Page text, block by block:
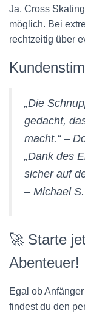
Ja, Cross
möglich. Bei
rechtzeitig über
„Die
gedacht,
macht.“ –
„Dank des
sicher auf
– Michael S.
🚀 Starte
Abenteuer!
Egal ob
findest du den